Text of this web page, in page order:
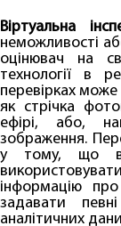
Віртуальна
неможливості
оцінювач на
технології в
перевірках
як стрічка
ефірі, або,
зображення.
у тому, що
інформацію
задавати
аналітичних